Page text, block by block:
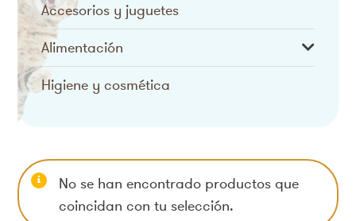
No se han encontrado productos que
coincidan con tu selección.
Accesorios y juguetes
Alimentación
Higiene y cosmética